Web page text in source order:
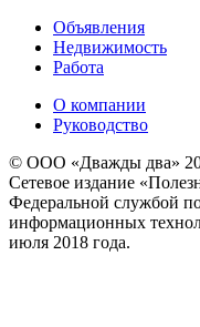
Объявления
Недвижимость
Работа
О компании
Руководство
© ООО «Дважды два»
Сетевое издание
Федеральной службой
информационных
июля 2018 года.